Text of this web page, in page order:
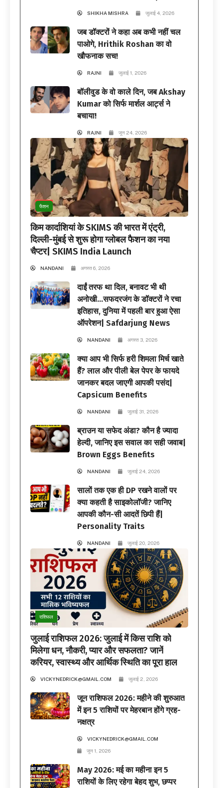
SHIKHA MISHRA जुलाई 4, 2026
जब डॉक्टरों ने कहा अब कभी नहीं चल
पाओगे, Hrithik Roshan का वो
खौफनाक सच!
RAJNI जुलाई 1, 2026
बॉलीवुड के वो काले दिन, जब Akshay
Kumar को सिर्फ मार्शल आर्ट्स ने
बचाया!
RAJNI जून 24, 2026
फैशन
किम कार्दाशियां के SKIMS की भारत में एंट्री,
दिल्ली-मुंबई से शुरू होगा ग्लोबल फैशन का नया
चैप्टर| SKIMS India Launch
NANDANI अगस्त 6, 2026
दाईं तरफ था दिल, बनावट भी थी
अनोखी…सफदरजंग के डॉक्टरों ने रचा
इतिहास, दुनिया में पहली बार हुआ ऐसा
ऑपरेशन| Safdarjung News
NANDANI अगस्त 3, 2026
क्या आप भी सिर्फ हरी शिमला मिर्च खाते
हैं? लाल और पीली बेल पेपर के फायदे
जानकर बदल जाएगी आपकी पसंद|
Capsicum Benefits
NANDANI जुलाई 31, 2026
ब्राउन या सफेद अंडा? कौन है ज्यादा
हेल्दी, जानिए इस सवाल का सही जवाब|
Brown Eggs Benefits
NANDANI जुलाई 24, 2026
सालों तक एक ही DP रखने वालों पर
क्या कहती है साइकोलॉजी? जानिए
आपकी कौन-सी आदतें छिपी हैं|
Personality Traits
NANDANI जुलाई 20, 2026
राशिफल
जुलाई राशिफल 2026: जुलाई में किस राशि को
मिलेगा धन, नौकरी, प्यार और सफलता? जानें
करियर, स्वास्थ्य और आर्थिक स्थिति का पूरा हाल
VICKYNEDRICK@GMAIL.COM जुलाई 2, 2026
जून राशिफल 2026: महीने की शुरुआत
में इन 5 राशियों पर मेहरबान होंगे ग्रह-
नक्षत्र
VICKYNEDRICK@GMAIL.COM
जून 1, 2026
May 2026: मई का महीना इन 5
राशियों के लिए रहेगा बेहद शुभ, छप्पर